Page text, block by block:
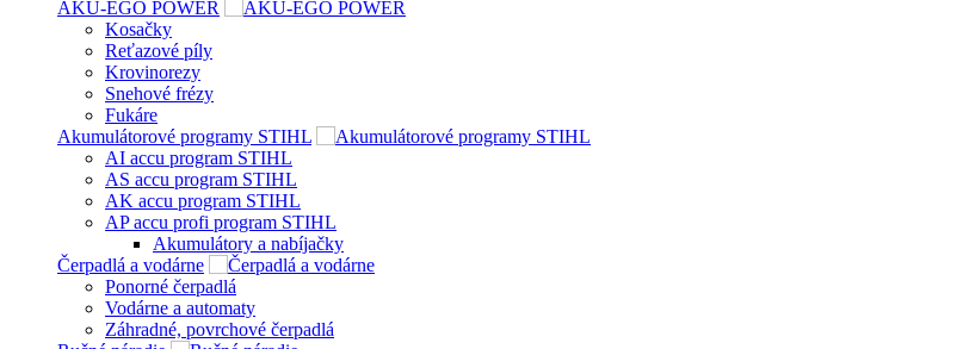
AKU-EGO POWER
Kosačky
Reťazové píly
Krovinorezy
Snehové frézy
Fukáre
Akumulátorové programy STIHL
AI accu program STIHL
AS accu program STIHL
AK accu program STIHL
AP accu profi program STIHL
Akumulátory a nabíjačky
Čerpadlá a vodárne
Ponorné čerpadlá
Vodárne a automaty
Záhradné, povrchové čerpadlá